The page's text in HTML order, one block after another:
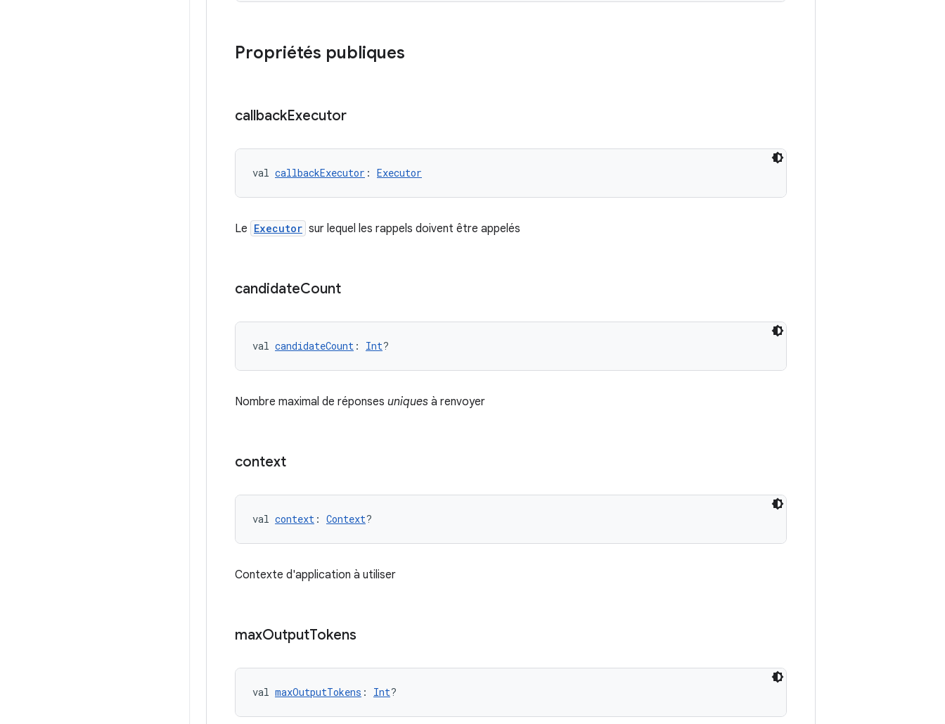
Propriétés publiques
callbackExecutor
val callbackExecutor : Executor
Le Executor sur lequel les rappels doivent être appelés
candidateCount
val candidateCount : Int?
Nombre maximal de réponses uniques à renvoyer
context
val context : Context?
Contexte d'application à utiliser
maxOutputTokens
val maxOutputTokens : Int?